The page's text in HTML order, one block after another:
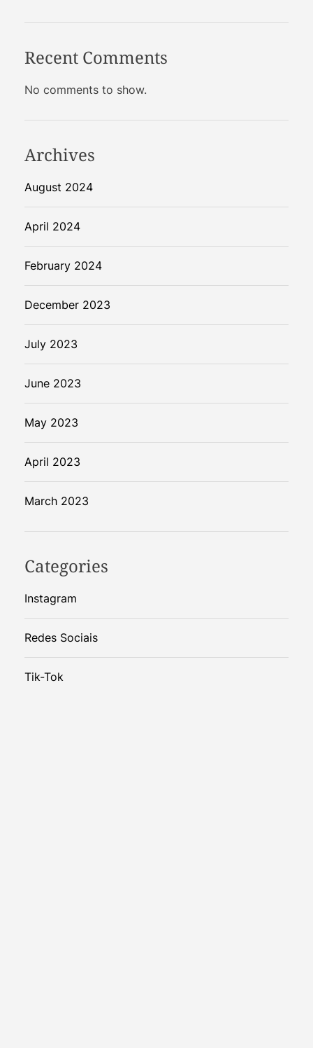
Recent Comments
No comments to show.
Archives
August 2024
April 2024
February 2024
December 2023
July 2023
June 2023
May 2023
April 2023
March 2023
Categories
Instagram
Redes Sociais
Tik-Tok